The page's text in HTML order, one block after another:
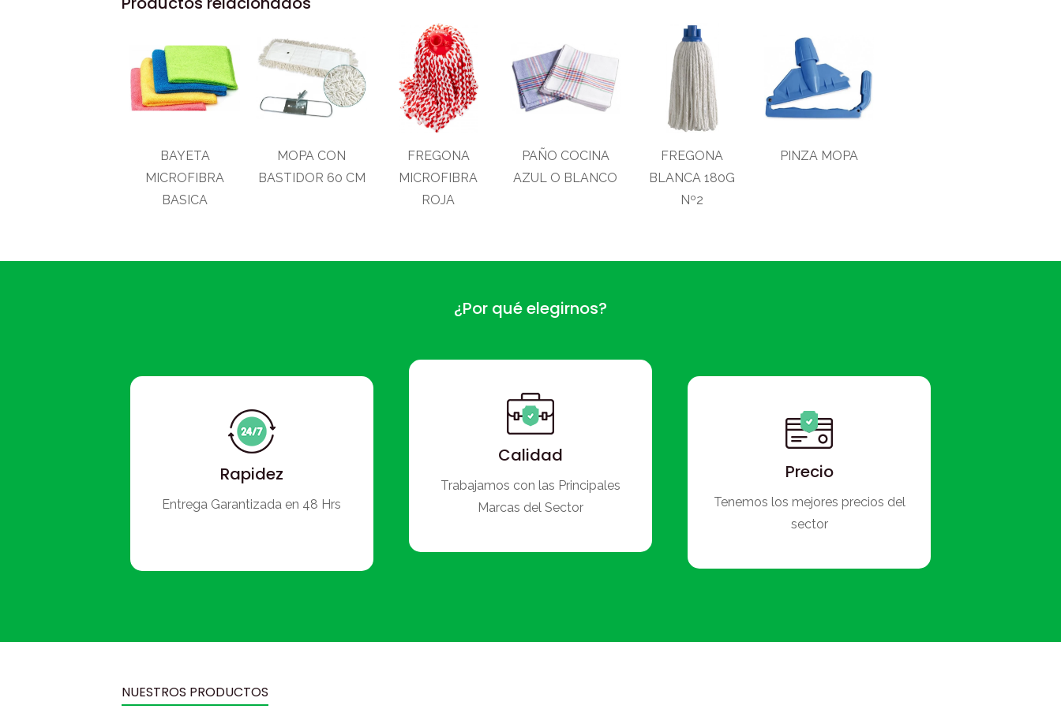
BAYETA
MICROFIBRA
BASICA
MOPA CON
BASTIDOR 60 CM
FREGONA
MICROFIBRA
ROJA
PAÑO COCINA
AZUL O BLANCO
FREGONA
BLANCA 180G
Nº2
PINZA MOPA
¿Por qué elegirnos?
Rapidez
Entrega Garantizada en 48 Hrs
Calidad
Trabajamos con las Principales
Marcas del Sector
Precio
Tenemos los mejores precios del
sector
NUESTROS PRODUCTOS